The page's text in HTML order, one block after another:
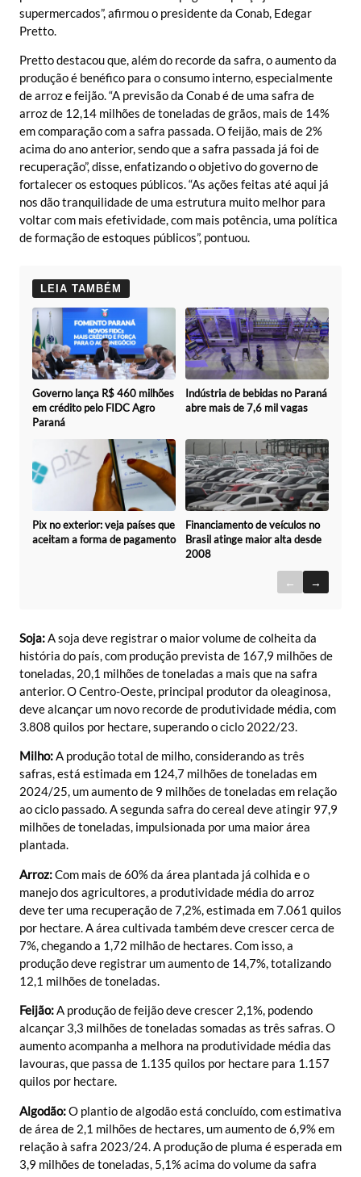
supermercados”, afirmou o presidente da Conab, Edegar
Pretto.
Pretto destacou que, além do recorde da safra, o aumento da
produção é benéfico para o consumo interno, especialmente
de arroz e feijão. “A previsão da Conab é de uma safra de
arroz de 12,14 milhões de toneladas de grãos, mais de 14%
em comparação com a safra passada. O feijão, mais de 2%
acima do ano anterior, sendo que a safra passada já foi de
recuperação”, disse, enfatizando o objetivo do governo de
fortalecer os estoques públicos. “As ações feitas até aqui já
nos dão tranquilidade de uma estrutura muito melhor para
voltar com mais efetividade, com mais potência, uma política
de formação de estoques públicos”, pontuou.
LEIA TAMBÉM
Governo lança R$ 460 milhões
em crédito pelo FIDC Agro
Paraná
Indústria de bebidas no Paraná
abre mais de 7,6 mil vagas
Pix no exterior: veja países que
aceitam a forma de pagamento
Financiamento de veículos no
Brasil atinge maior alta desde
2008
← →
Soja:A soja deve registrar o maior volume de colheita da
história do país, com produção prevista de 167,9 milhões de
toneladas, 20,1 milhões de toneladas a mais que na safra
anterior. O Centro-Oeste, principal produtor da oleaginosa,
deve alcançar um novo recorde de produtividade média, com
3.808 quilos por hectare, superando o ciclo 2022/23.
Milho:A produção total de milho, considerando as três
safras, está estimada em 124,7 milhões de toneladas em
2024/25, um aumento de 9 milhões de toneladas em relação
ao ciclo passado. A segunda safra do cereal deve atingir 97,9
milhões de toneladas, impulsionada por uma maior área
plantada.
Arroz:Com mais de 60% da área plantada já colhida e o
manejo dos agricultores, a produtividade média do arroz
deve ter uma recuperação de 7,2%, estimada em 7.061 quilos
por hectare. A área cultivada também deve crescer cerca de
7%, chegando a 1,72 milhão de hectares. Com isso, a
produção deve registrar um aumento de 14,7%, totalizando
12,1 milhões de toneladas.
Feijão:A produção de feijão deve crescer 2,1%, podendo
alcançar 3,3 milhões de toneladas somadas as três safras. O
aumento acompanha a melhora na produtividade média das
lavouras, que passa de 1.135 quilos por hectare para 1.157
quilos por hectare.
Algodão:O plantio de algodão está concluído, com estimativa
de área de 2,1 milhões de hectares, um aumento de 6,9% em
relação à safra 2023/24. A produção de pluma é esperada em
3,9 milhões de toneladas, 5,1% acima do volume da safra